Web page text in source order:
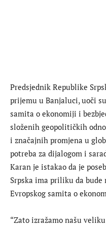
Predsjednik Republike
prijemu u Banjaluci, uoči
samita o ekonomiji i
složenih geopolitičkih
i značajnih promjena u
potreba za dijalogom i
Karan je istakao da je
Srpska ima priliku da bude
Evropskog samita o
“Zato izražamo našu